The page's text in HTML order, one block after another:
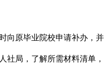
向原毕业院校申请补办，并
社局，了解所需材料清单，